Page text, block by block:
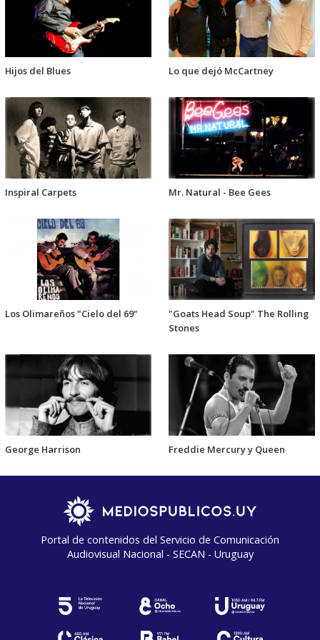
Hijos del Blues Lo que dejó McCartney
Inspiral Carpets Mr. Natural - Bee Gees
Los Olimareños "Cielo del 69"
"Goats Head Soup" The Rolling
Stones
George Harrison Freddie Mercury y Queen
Portal de contenidos del Servicio de Comunicación
Audiovisual Nacional - SECAN - Uruguay